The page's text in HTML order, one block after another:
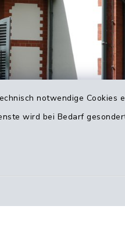
notwendige Cookies
wird bei Bedarf